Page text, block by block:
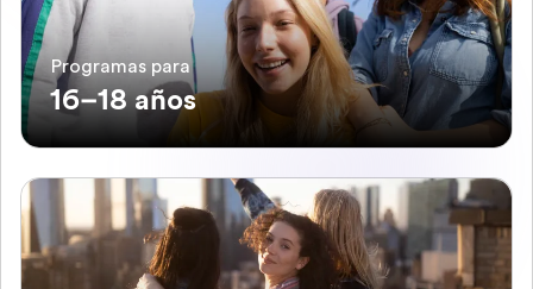
Programas para
16–18 años